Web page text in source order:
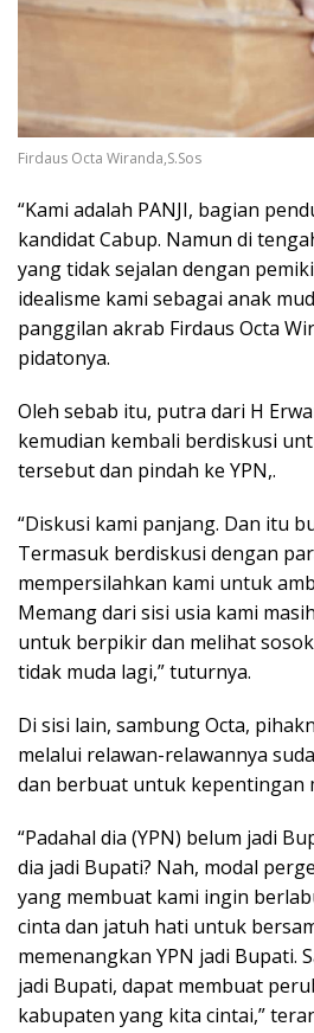
Firdaus Octa Wiranda,S.Sos
“Kami adalah PANJI, bagian
kandidat Cabup. Namun di
yang tidak sejalan dengan
idealisme kami sebagai anak
panggilan akrab Firdaus Octa
pidatonya.
Oleh sebab itu, putra dari H
kemudian kembali berdiskusi
tersebut dan pindah ke YPN,.
“Diskusi kami panjang. Dan itu
Termasuk berdiskusi dengan
mempersilahkan kami untuk
Memang dari sisi usia kami
untuk berpikir dan melihat
tidak muda lagi,” tuturnya.
Di sisi lain, sambung Octa,
melalui relawan-relawannya
dan berbuat untuk kepentingan
“Padahal dia (YPN) belum jadi
dia jadi Bupati? Nah, modal
yang membuat kami ingin
cinta dan jatuh hati untuk
memenangkan YPN jadi Bupati.
jadi Bupati, dapat membuat
kabupaten yang kita cintai,”